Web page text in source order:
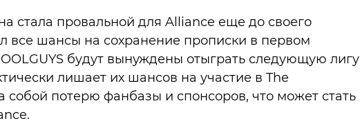
стала провальной для Alliance еще до своего
все шансы на сохранение прописки в первом
будут вынуждены отыграть следующую лигу
лишает их шансов на участие в The
собой потерю фанбазы и спонсоров, что может стать